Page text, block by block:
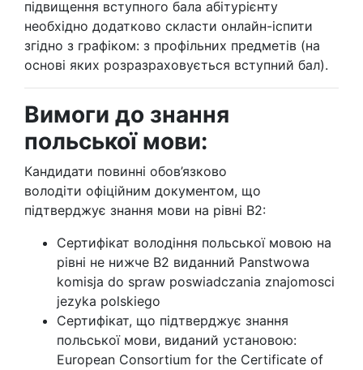
підвищення вступного бала абітурієнту
необхідно додатково скласти онлайн-іспити
згідно з графіком: з профільних предметів (на
основі яких розразраховується вступний бал).
Вимоги до знання
польської мови:
Кандидати повинні обов’язково
володіти офіційним документом, що
підтверджує знання мови на рівні B2:
Сертифікат володіння польської мовою на
рівні не нижче В2 виданний Panstwowa
komisja do spraw poswiadczania znajomosci
jezyka polskiego
Сертифікат, що підтверджує знання
польської мови, виданий установою:
European Consortium for the Certificate of